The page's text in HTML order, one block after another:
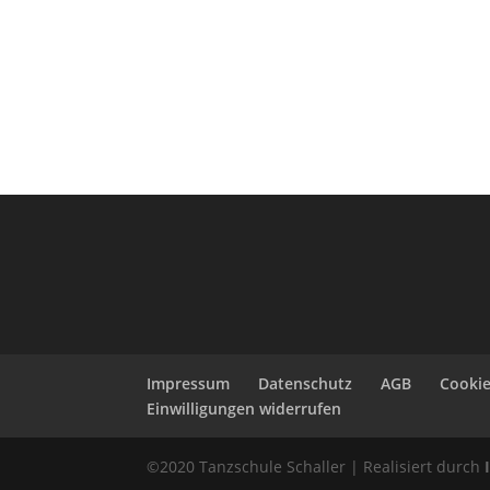
Impressum Datenschutz AGB
Einwilligungen widerrufen
©2020 Tanzschule Schaller | Realisiert durch